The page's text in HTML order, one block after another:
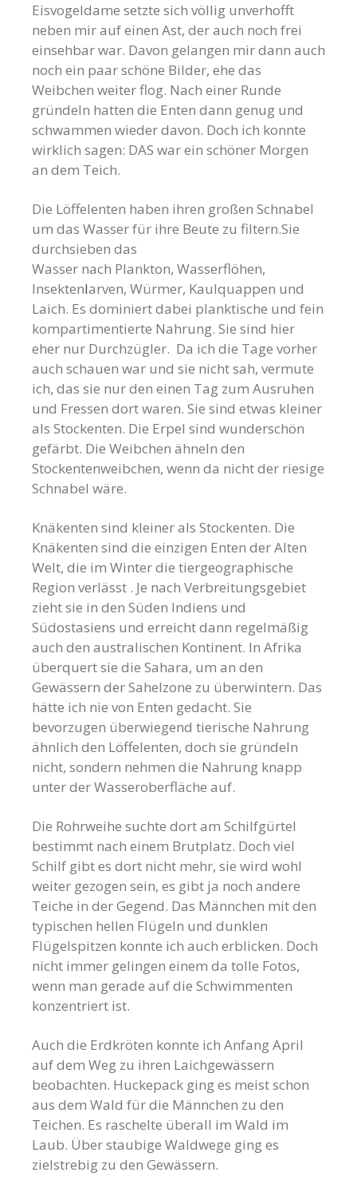
Eisvogeldame setzte sich völlig unverhofft
neben mir auf einen Ast, der auch noch frei
einsehbar war. Davon gelangen mir dann auch
noch ein paar schöne Bilder, ehe das
Weibchen weiter flog. Nach einer Runde
gründeln hatten die Enten dann genug und
schwammen wieder davon. Doch ich konnte
wirklich sagen: DAS war ein schöner Morgen
an dem Teich.
Die Löffelenten haben ihren großen Schnabel
um das Wasser für ihre Beute zu filtern.Sie
durchsieben das
Wasser nach Plankton, Wasserflöhen,
Insektenlarven, Würmer, Kaulquappen und
Laich. Es dominiert dabei planktische und fein
kompartimentierte Nahrung. Sie sind hier
eher nur Durchzügler. Da ich die Tage vorher
auch schauen war und sie nicht sah, vermute
ich, das sie nur den einen Tag zum Ausruhen
und Fressen dort waren. Sie sind etwas kleiner
als Stockenten. Die Erpel sind wunderschön
gefärbt. Die Weibchen ähneln den
Stockentenweibchen, wenn da nicht der riesige
Schnabel wäre.
Knäkenten sind kleiner als Stockenten. Die
Knäkenten sind die einzigen Enten der Alten
Welt, die im Winter die tiergeographische
Region verlässt . Je nach Verbreitungsgebiet
zieht sie in den Süden Indiens und
Südostasiens und erreicht dann regelmäßig
auch den australischen Kontinent. In Afrika
überquert sie die Sahara, um an den
Gewässern der Sahelzone zu überwintern. Das
hätte ich nie von Enten gedacht. Sie
bevorzugen überwiegend tierische Nahrung
ähnlich den Löffelenten, doch sie gründeln
nicht, sondern nehmen die Nahrung knapp
unter der Wasseroberfläche auf.
Die Rohrweihe suchte dort am Schilfgürtel
bestimmt nach einem Brutplatz. Doch viel
Schilf gibt es dort nicht mehr, sie wird wohl
weiter gezogen sein, es gibt ja noch andere
Teiche in der Gegend. Das Männchen mit den
typischen hellen Flügeln und dunklen
Flügelspitzen konnte ich auch erblicken. Doch
nicht immer gelingen einem da tolle Fotos,
wenn man gerade auf die Schwimmenten
konzentriert ist.
Auch die Erdkröten konnte ich Anfang April
auf dem Weg zu ihren Laichgewässern
beobachten. Huckepack ging es meist schon
aus dem Wald für die Männchen zu den
Teichen. Es raschelte überall im Wald im
Laub. Über staubige Waldwege ging es
zielstrebig zu den Gewässern.